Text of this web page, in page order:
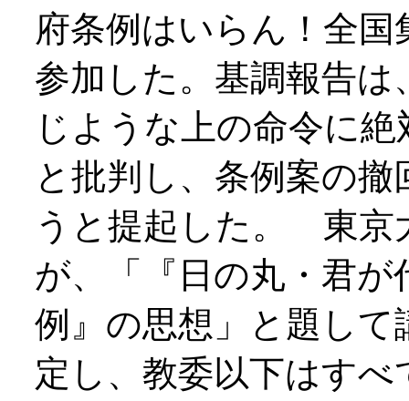
府条例はいらん！全
参加した。基調報告
じような上の命令に
と批判し、条例案の
うと提起した。 東京
が、「『日の丸・君
例』の思想」と題し
定し、教委以下はす